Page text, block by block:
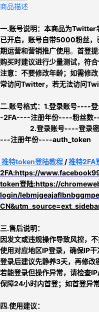
商品描述
一.账号说明： 本商品为Twitter
已开启， 账号自带5000粉丝，
期运营和营销推广使用。 首登
购买时建议进行少量测试，符合
注意： 不要修改年龄；如需修
常访问Twitter， 若无法访问
二.账号格式： 1.登录账号----
-2FA----注册年份----粉丝数
2.登录账号----登录
---注册年份----auth_token
推特token登陆教程 /推特2FA
2FA:https://
token登陆:https://
login/
三.售后说明：
因发文或违规操作导致风控，
使用对应地区IP登录，确保IP
登录后建议先静养3天，再修改
若能登录但操作异常，请检查
保障24小时内首登；如首登异
四.使用建议：